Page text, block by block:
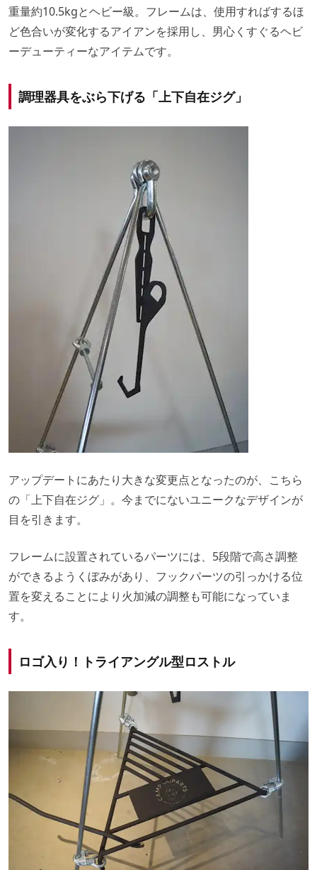
重量約10.5kgとヘビー級。フレームは、使用すればするほ
ど色合いが変化するアイアンを採用し、男心くすぐるヘビ
ーデューティーなアイテムです。
調理器具をぶら下げる「上下自在ジグ」
アップデートにあたり大きな変更点となったのが、こちら
の「上下自在ジグ」。今までにないユニークなデザインが
目を引きます。
フレームに設置されているパーツには、5段階で高さ調整
ができるようくぼみがあり、フックパーツの引っかける位
置を変えることにより火加減の調整も可能になっていま
す。
ロゴ入り！トライアングル型ロストル